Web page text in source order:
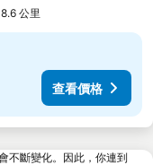
公里
查看價格
不斷變化。因此，你連到